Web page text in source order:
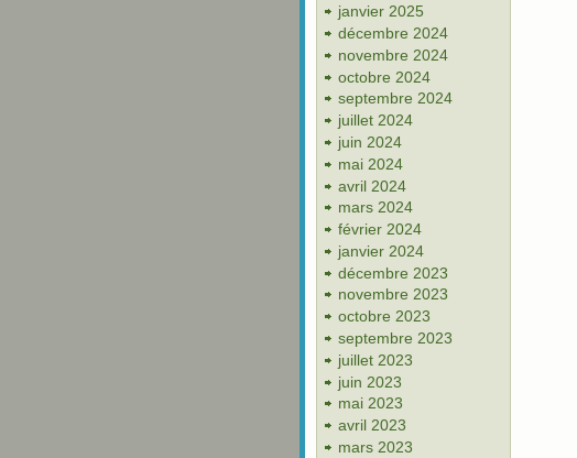
janvier 2025
décembre 2024
novembre 2024
octobre 2024
septembre 2024
juillet 2024
juin 2024
mai 2024
avril 2024
mars 2024
février 2024
janvier 2024
décembre 2023
novembre 2023
octobre 2023
septembre 2023
juillet 2023
juin 2023
mai 2023
avril 2023
mars 2023